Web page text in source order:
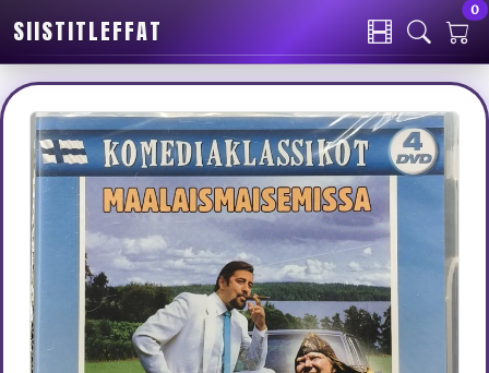
SIISTITLEFFAT
0